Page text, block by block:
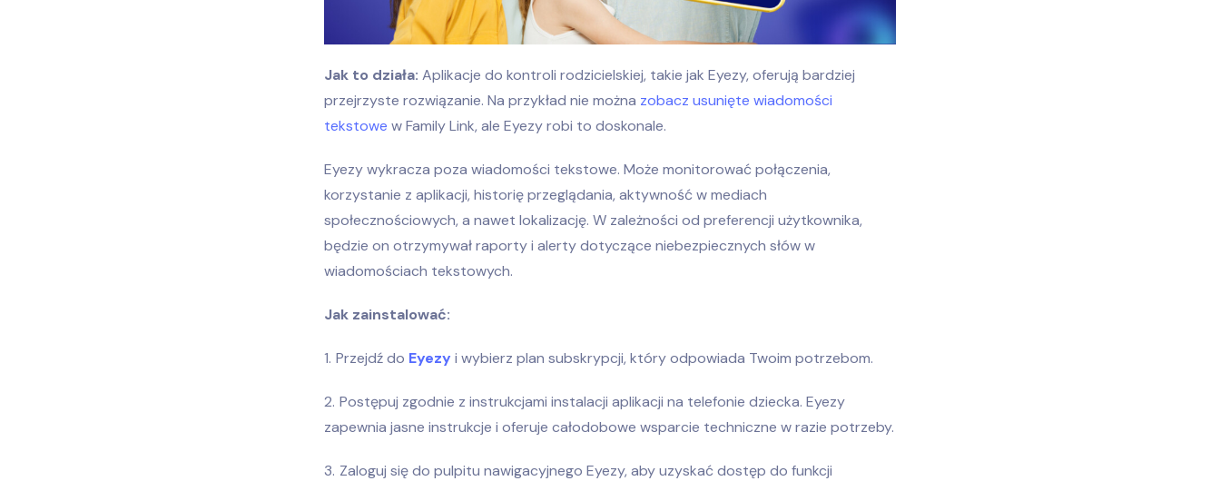
Jak to działa: Aplikacje do kontroli rodzicielskiej, takie jak Eyezy, oferują bardziej
przejrzyste rozwiązanie. Na przykład nie można zobacz usunięte wiadomości
tekstowe w Family Link, ale Eyezy robi to doskonale.
Eyezy wykracza poza wiadomości tekstowe. Może monitorować połączenia,
korzystanie z aplikacji, historię przeglądania, aktywność w mediach
społecznościowych, a nawet lokalizację. W zależności od preferencji użytkownika,
będzie on otrzymywał raporty i alerty dotyczące niebezpiecznych słów w
wiadomościach tekstowych.
Jak zainstalować:
Przejdź do Eyezy i wybierz plan subskrypcji, który odpowiada Twoim potrzebom.
Postępuj zgodnie z instrukcjami instalacji aplikacji na telefonie dziecka. Eyezy
zapewnia jasne instrukcje i oferuje całodobowe wsparcie techniczne w razie potrzeby.
Zaloguj się do pulpitu nawigacyjnego Eyezy, aby uzyskać dostęp do funkcji